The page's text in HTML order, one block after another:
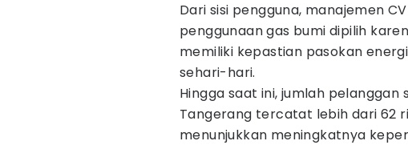
Dari sisi pengguna, manajemen CV
penggunaan gas bumi dipilih
memiliki kepastian pasokan
sehari-hari.
Hingga saat ini, jumlah pelanggan
Tangerang tercatat lebih dari 62
menunjukkan meningkatnya